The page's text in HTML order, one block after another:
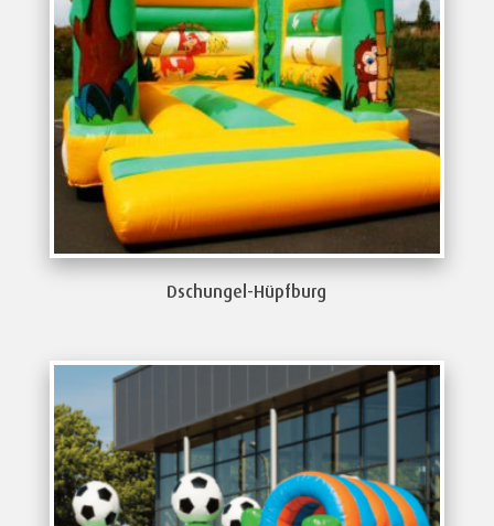
Dschungel-Hüpfburg